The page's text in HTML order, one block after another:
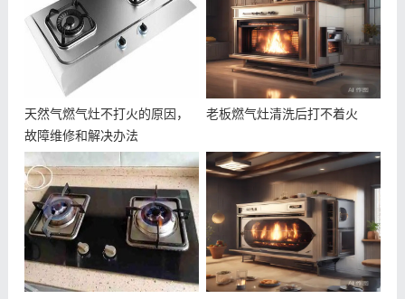
天然气燃气灶不打火的原因，
故障维修和解决办法
老板燃气灶清洗后打不着火